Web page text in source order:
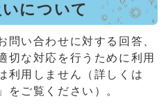
について
問い合わせに対する回答、
切な対応を行うために利用
利用しません（詳しくは
」をご覧ください）。